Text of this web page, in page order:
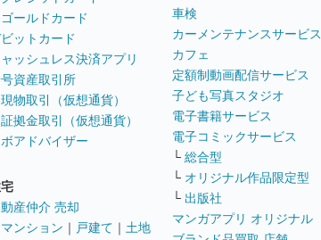
ゴールドカード
ットカード
ッシュレス決済アプリ
資産取引所
現物取引（仮想通貨）
証拠金取引（仮想通貨）
ボアドバイザー
産仲介 売却
マンション ｜ 戸建て ｜ 土地
車検
カーメンテナンスサービス
カフェ
定額制動画配信サービス
子ども写真スタジオ
電子書籍サービス
電子コミックサービス
└ 総合型
└ オリジナル作品限定型
└ 出版社
マンガアプリ オリジナル